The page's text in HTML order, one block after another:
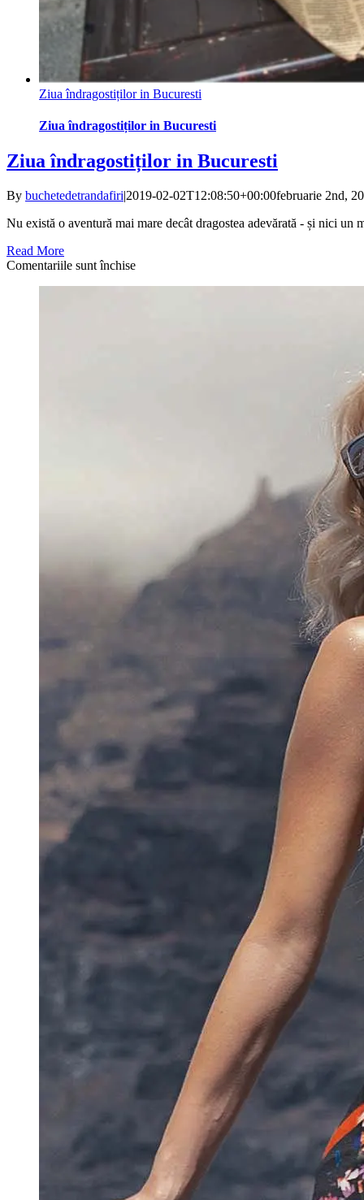
Ziua îndragostiților in Bucuresti
Ziua îndragostiților in Bucuresti
Ziua îndragostiților in Bucuresti
By buchetedetrandafiri|2019-02-02T12:08:50+00:00februarie 2nd,
Nu există o aventură mai mare decât dragostea adevărată - și nici un
Read More
Comentariile sunt închisepentru